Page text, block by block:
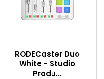
RODECaster Duo
White - Studio
Produ...